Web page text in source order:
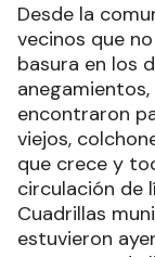
Desde la
vecinos que
basura en los
encontraron
viejos,
que crece y
circulación de
Cuadrillas
estuvieron